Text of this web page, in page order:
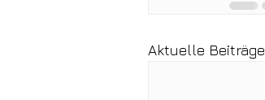
Aktuelle Beiträge